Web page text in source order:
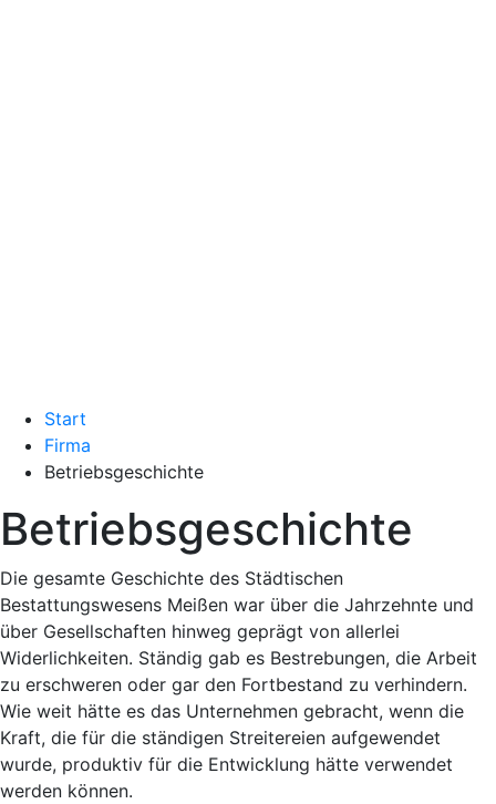
Start
Firma
Betriebsgeschichte
Betriebsgeschichte
Die gesamte Geschichte des Städtischen
Bestattungswesens Meißen war über die Jahrzehnte und
über Gesellschaften hinweg geprägt von allerlei
Widerlichkeiten. Ständig gab es Bestrebungen, die Arbeit
zu erschweren oder gar den Fortbestand zu verhindern.
Wie weit hätte es das Unternehmen gebracht, wenn die
Kraft, die für die ständigen Streitereien aufgewendet
wurde, produktiv für die Entwicklung hätte verwendet
werden können.